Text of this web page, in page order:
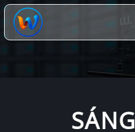
Chuyển
đến
dung